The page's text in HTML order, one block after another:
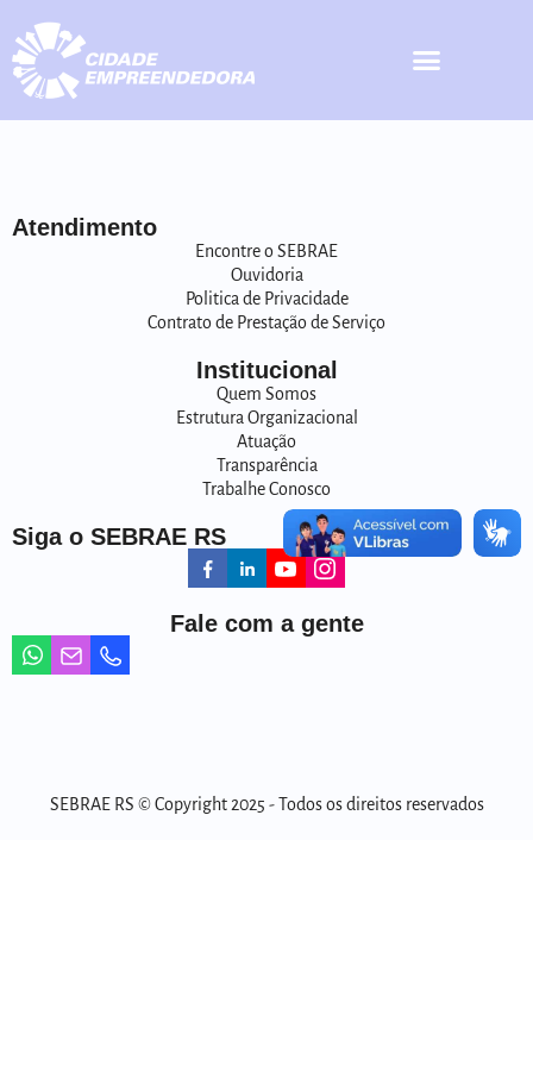
Atendimento
Encontre o SEBRAE
Ouvidoria
Politica de Privacidade
Contrato de Prestação de Serviço
Institucional
Quem Somos
Estrutura Organizacional
Atuação
Transparência
Trabalhe Conosco
Siga o SEBRAE RS
Fale com a gente
SEBRAE RS © Copyright 2025 - Todos os direitos reservados